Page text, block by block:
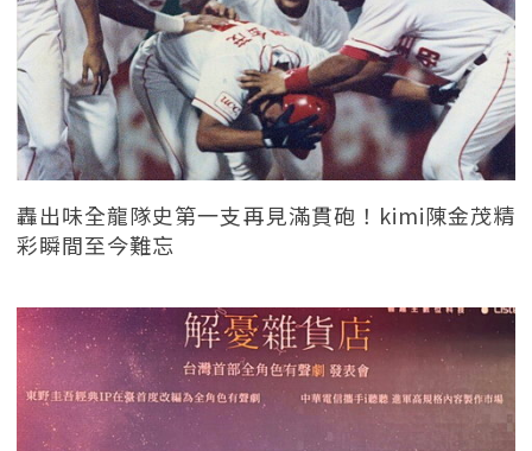
轟出味全龍隊史第一支再見滿貫砲！kimi陳金茂精
彩瞬間至今難忘